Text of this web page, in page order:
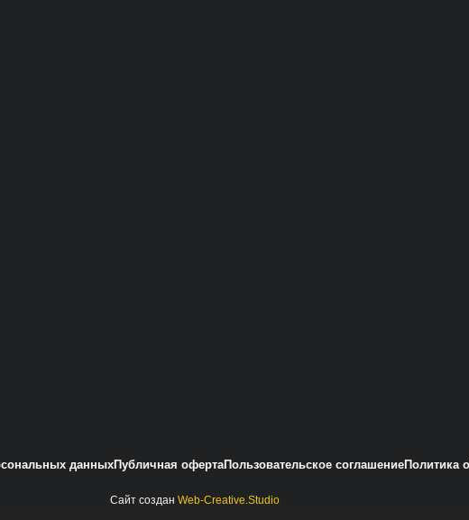
данныхПубличная офертаПользовательское соглашениеПолитика
Сайт создан Web-Creative.Studio